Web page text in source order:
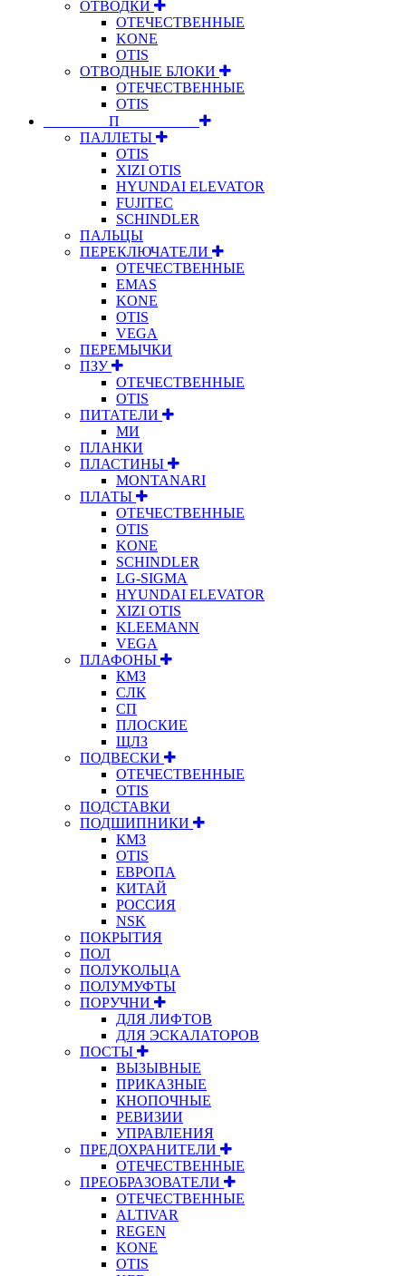
ОТВОДКИ
ОТЕЧЕСТВЕННЫЕ
KONE
OTIS
ОТВОДНЫЕ БЛОКИ
ОТЕЧЕСТВЕННЫЕ
OTIS
⠀⠀⠀⠀⠀⠀П⠀⠀⠀⠀⠀⠀⠀
ПАЛЛЕТЫ
OTIS
XIZI OTIS
HYUNDAI ELEVATOR
FUJITEC
SCHINDLER
ПАЛЬЦЫ
ПЕРЕКЛЮЧАТЕЛИ
ОТЕЧЕСТВЕННЫЕ
EMAS
KONE
OTIS
VEGA
ПЕРЕМЫЧКИ
ПЗУ
ОТЕЧЕСТВЕННЫЕ
OTIS
ПИТАТЕЛИ
МИ
ПЛАНКИ
ПЛАСТИНЫ
MONTANARI
ПЛАТЫ
ОТЕЧЕСТВЕННЫЕ
OTIS
KONE
SCHINDLER
LG-SIGMA
HYUNDAI ELEVATOR
XIZI OTIS
KLEEMANN
VEGA
ПЛАФОНЫ
КМЗ
СЛК
СП
ПЛОСКИЕ
ЩЛЗ
ПОДВЕСКИ
ОТЕЧЕСТВЕННЫЕ
OTIS
ПОДСТАВКИ
ПОДШИПНИКИ
КМЗ
OTIS
ЕВРОПА
КИТАЙ
РОССИЯ
NSK
ПОКРЫТИЯ
ПОЛ
ПОЛУКОЛЬЦА
ПОЛУМУФТЫ
ПОРУЧНИ
ДЛЯ ЛИФТОВ
ДЛЯ ЭСКАЛАТОРОВ
ПОСТЫ
ВЫЗЫВНЫЕ
ПРИКАЗНЫЕ
КНОПОЧНЫЕ
РЕВИЗИИ
УПРАВЛЕНИЯ
ПРЕДОХРАНИТЕЛИ
ОТЕЧЕСТВЕННЫЕ
ПРЕОБРАЗОВАТЕЛИ
ОТЕЧЕСТВЕННЫЕ
ALTIVAR
REGEN
KONE
OTIS